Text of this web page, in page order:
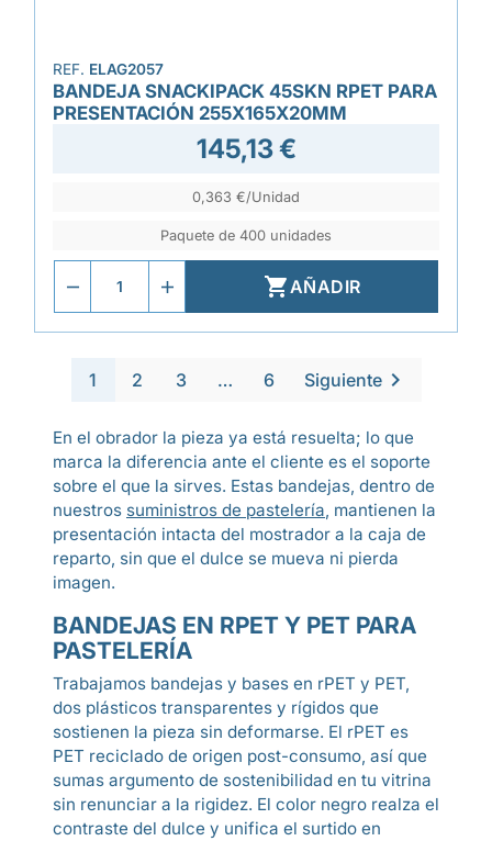
REF. ELAG2057
BANDEJA SNACKIPACK 45SKN RPET PARA
PRESENTACIÓN 255X165X20MM
145,13 €
0,363 €/Unidad
Paquete de 400 unidades
AÑADIR
1 2 3 … 6 Siguiente
En el obrador la pieza ya está resuelta; lo que
marca la diferencia ante el cliente es el soporte
sobre el que la sirves. Estas bandejas, dentro de
nuestros suministros de pastelería, mantienen la
presentación intacta del mostrador a la caja de
reparto, sin que el dulce se mueva ni pierda
imagen.
BANDEJAS EN RPET Y PET PARA
PASTELERÍA
Trabajamos bandejas y bases en rPET y PET,
dos plásticos transparentes y rígidos que
sostienen la pieza sin deformarse. El rPET es
PET reciclado de origen post-consumo, así que
sumas argumento de sostenibilidad en tu vitrina
sin renunciar a la rigidez. El color negro realza el
contraste del dulce y unifica el surtido en